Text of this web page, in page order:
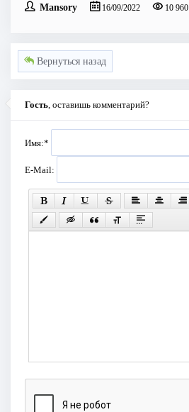
Mansory 16/09/2022 10 960
Вернуться назад
Гость , оставишь комментарий?
Имя:*
E-Mail: